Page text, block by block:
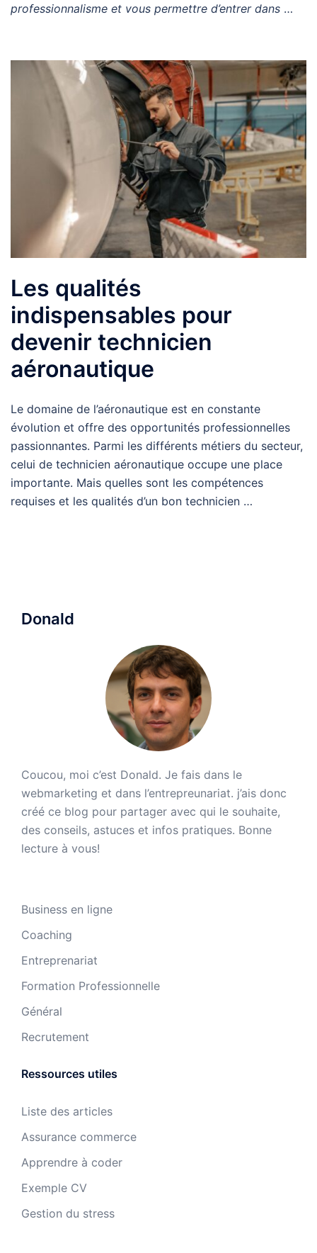
professionnalisme et vous permettre d’entrer dans …
Les qualités
indispensables pour
devenir technicien
aéronautique
Le domaine de l’aéronautique est en constante
évolution et offre des opportunités professionnelles
passionnantes. Parmi les différents métiers du secteur,
celui de technicien aéronautique occupe une place
importante. Mais quelles sont les compétences
requises et les qualités d’un bon technicien …
Donald
Coucou, moi c’est Donald. Je fais dans le
webmarketing et dans l’entrepreunariat. j’ais donc
créé ce blog pour partager avec qui le souhaite,
des conseils, astuces et infos pratiques. Bonne
lecture à vous!
Business en ligne
Coaching
Entreprenariat
Formation Professionnelle
Général
Recrutement
Ressources utiles
Liste des articles
Assurance commerce
Apprendre à coder
Exemple CV
Gestion du stress